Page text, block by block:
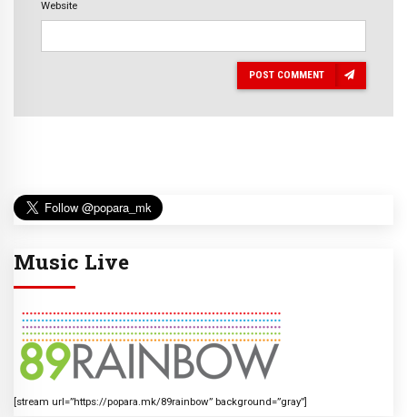
Website
POST COMMENT
Music Live
[stream url=”https://popara.mk/89rainbow” background=”gray”]